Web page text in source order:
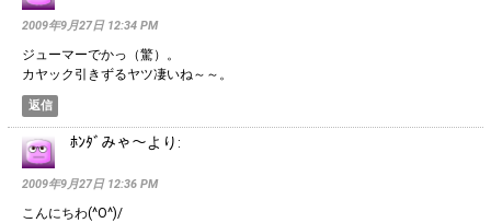
2009年9月27日 12:34 PM
ジューマーでかっ（驚）。
カヤック引きずるヤツ凄いね～～。
返信
ﾎﾝﾀﾞみゃ～より:
2009年9月27日 12:36 PM
こんにちわ(^O^)/